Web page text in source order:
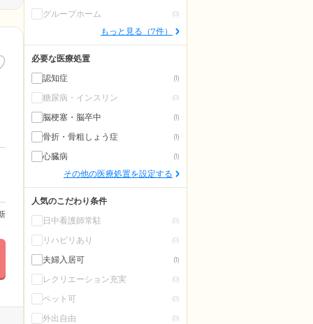
グループホーム (0)
もっと見る（7件）
必要な医療処置
認知症
(1)
糖尿病・インスリン (0)
脳梗塞・脳卒中 (1)
骨折・骨粗しょう症 (1)
心臓病 (1)
その他の医療処置を設定する
人気のこだわり条件
日中看護師常駐
(0)
リハビリあり (0)
夫婦入居可 (1)
レクリエーション充実 (0)
ペット可 (0)
外出自由 (0)